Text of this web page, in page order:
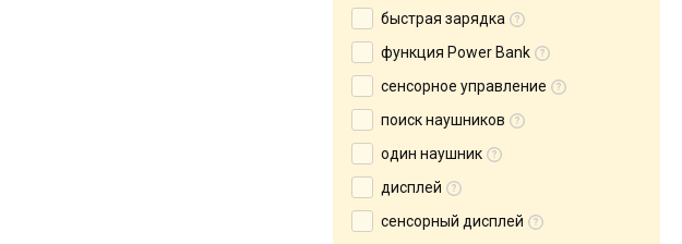
быстрая зарядка
функция Power Bank
сенсорное управление
поиск наушников
один наушник
дисплей
сенсорный дисплей